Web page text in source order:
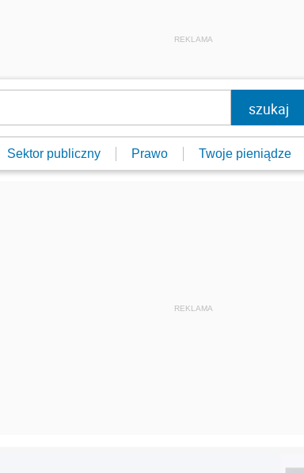
REKLAMA
Sektor publiczny Prawo Twoje pieniądze